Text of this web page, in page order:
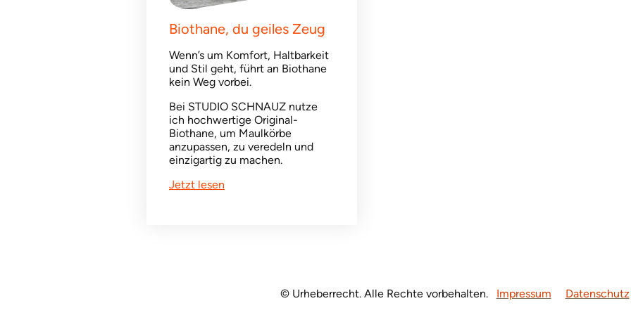
Biothane, du geiles Zeug
Wenn’s um Komfort, Haltbarkeit
und Stil geht, führt an Biothane
kein Weg vorbei.
Bei STUDIO SCHNAUZ nutze
ich hochwertige Original-
Biothane, um Maulkörbe
anzupassen, zu veredeln und
einzigartig zu machen.
Jetzt lesen
© Urheberrecht. Alle Rechte vorbehalten. Impressum Datenschutz